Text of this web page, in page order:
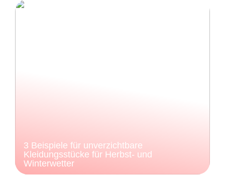
3 Beispiele für unverzichtbare
Kleidungsstücke für Herbst- und
Winterwetter